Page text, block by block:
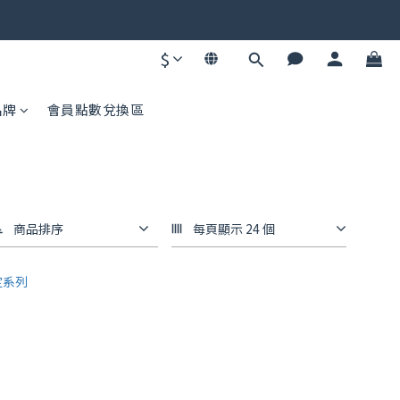
$
會員點數兌換區
商品排序 每頁顯示 24 個